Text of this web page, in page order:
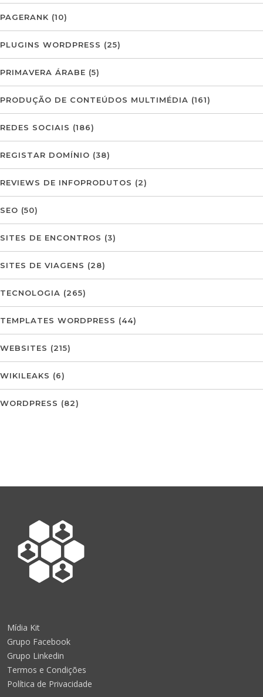
PAGERANK (10)
PLUGINS WORDPRESS (25)
PRIMAVERA ÁRABE (5)
PRODUÇÃO DE CONTEÚDOS MULTIMÉDIA (161)
REDES SOCIAIS (186)
REGISTAR DOMÍNIO (38)
REVIEWS DE INFOPRODUTOS (2)
SEO (50)
SITES DE ENCONTROS (3)
SITES DE VIAGENS (28)
TECNOLOGIA (265)
TEMPLATES WORDPRESS (44)
WEBSITES (215)
WIKILEAKS (6)
WORDPRESS (82)
Mídia Kit
Grupo Facebook
Grupo Linkedin
Termos e Condições
Política de Privacidade